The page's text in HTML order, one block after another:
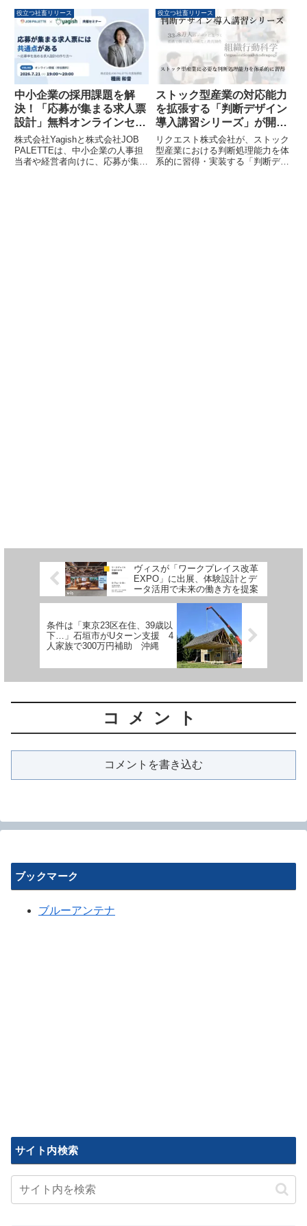
たる職種で、地域社会への貢献を
目指す人材を求めています。
測期間中に年平均成長率
（CAGR）約6.9%で成長する見
込みであることが明らかになりま
した。糖尿病網膜症や緑内障など
の網膜疾患の有病率増加が市場拡
大を牽引する一方で、高額な導
入・運用コストが課題となる可能
性が指摘されています。
役立つ社畜リリース
中小企業の採用課題を解
決！「応募が集まる求人票
設計」無料オンラインセミ
ナーが7月21日に開催され
ます
株式会社Yagishと株式会社JOB
PALETTEは、中小企業の人事担
当者や経営者向けに、応募が集ま
役立つ社畜リリース
ストック型産業の対応能力
を拡張する「判断デザイン
導入講習シリーズ」が開始
されました
リクエスト株式会社が、ストック
型産業における判断処理能力を体
系的に習得・実装する「判断デザ
ヴィスが「ワークプレイス改革
EXPO」に出展、体験設計とデ
ータ活用で未来の働き方を提案
条件は「東京23区在住、39歳以
下…」石垣市がUターン支援 4
人家族で300万円補助 沖縄
コメント
コメントを書き込む
ブックマーク
ブルーアンテナ
サイト内検索